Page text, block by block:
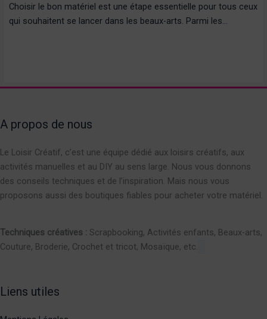
Choisir le bon matériel est une étape essentielle pour tous ceux
qui souhaitent se lancer dans les beaux-arts. Parmi les…
A propos de nous
Le Loisir Créatif, c’est une équipe dédié aux loisirs créatifs, aux
activités manuelles et au DIY au sens large. Nous vous donnons
des conseils techniques et de l’inspiration. Mais nous vous
proposons aussi des boutiques fiables pour acheter votre matériel.
Techniques créatives : Scrapbooking, Activités enfants, Beaux-arts,
Couture, Broderie, Crochet et tricot, Mosaïque, etc.
Liens utiles